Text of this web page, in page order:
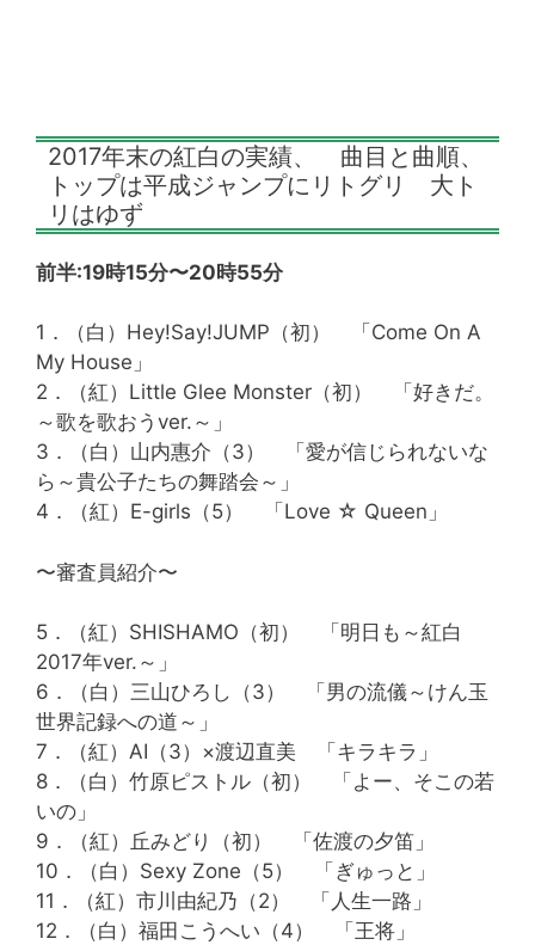
2017年末の紅白の実績、 曲目と曲順、
トップは平成ジャンプにリトグリ 大ト
リはゆず
前半:19時15分〜20時55分
1．（白）Hey!Say!JUMP（初） 「Come On A
My House」
2．（紅）Little Glee Monster（初） 「好きだ。
～歌を歌おうver.～」
3．（白）山内惠介（3） 「愛が信じられないな
ら～貴公子たちの舞踏会～」
4．（紅）E-girls（5） 「Love ☆ Queen」
〜審査員紹介〜
5．（紅）SHISHAMO（初） 「明日も～紅白
2017年ver.～」
6．（白）三山ひろし（3） 「男の流儀～けん玉
世界記録への道～」
7．（紅）AI（3）×渡辺直美 「キラキラ」
8．（白）竹原ピストル（初） 「よー、そこの若
いの」
9．（紅）丘みどり（初） 「佐渡の夕笛」
10．（白）Sexy Zone（5） 「ぎゅっと」
11．（紅）市川由紀乃（2） 「人生一路」
12．（白）福田こうへい（4） 「王将」